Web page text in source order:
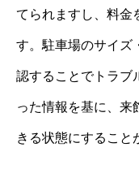
てられますし、料金
す。駐車場のサイズ
認することでトラブ
った情報を基に、来
きる状態にすること